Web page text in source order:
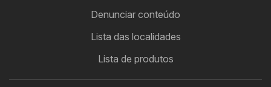
Denunciar conteúdo
Lista das localidades
Lista de produtos